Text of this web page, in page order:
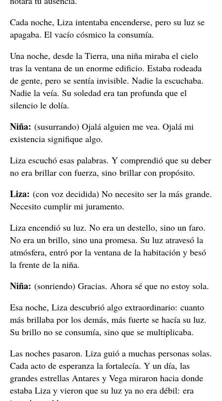
Cada noche, Liza intentaba encenderse, pero su luz se
apagaba. El vacío cósmico la consumía.
Una noche, desde la Tierra, una niña miraba el cielo
tras la ventana de un enorme edificio. Estaba rodeada
de gente, pero se sentía invisible. Nadie la escuchaba.
Nadie la veía. Su soledad era tan profunda que el
silencio le dolía.
Niña: (susurrando) Ojalá alguien me vea. Ojalá mi
existencia signifique algo.
Liza escuchó esas palabras. Y comprendió que su deber
no era brillar con fuerza, sino brillar con propósito.
Liza: (con voz decidida) No necesito ser la más grande.
Necesito cumplir mi juramento.
Liza encendió su luz. No era un destello, sino un faro.
No era un brillo, sino una promesa. Su luz atravesó la
atmósfera, entró por la ventana de la habitación y besó
la frente de la niña.
Niña: (sonriendo) Gracias. Ahora sé que no estoy sola.
Esa noche, Liza descubrió algo extraordinario: cuanto
más brillaba por los demás, más fuerte se hacía su luz.
Su brillo no se consumía, sino que se multiplicaba.
Las noches pasaron. Liza guió a muchas personas solas.
Cada acto de esperanza la fortalecía. Y un día, las
grandes estrellas Antares y Vega miraron hacia donde
estaba Liza y vieron que su luz ya no era débil: era